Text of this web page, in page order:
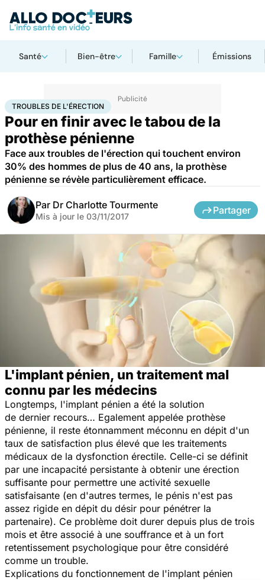
Santé Bien-être Famille Émissions
AccueilSantéTroubles de l'érection
TROUBLES DE L'ÉRECTION
Pour en finir avec le tabou de la
prothèse pénienne
Face aux troubles de l'érection qui touchent environ
30% des hommes de plus de 40 ans, la prothèse
pénienne se révèle particulièrement efficace.
Par Dr Charlotte Tourmente
Mis à jour le 03/11/2017
Partager
L'implant pénien, un traitement mal
connu par les médecins
Longtemps, l'implant pénien a été la solution
de dernier recours… Egalement appelée prothèse
pénienne, il reste étonnamment méconnu en dépit d'un
taux de satisfaction plus élevé que les traitements
médicaux de la dysfonction érectile. Celle-ci se définit
par une incapacité persistante à obtenir une érection
suffisante pour permettre une activité sexuelle
satisfaisante (en d'autres termes, le pénis n'est pas
assez rigide en dépit du désir pour pénétrer la
partenaire). Ce problème doit durer depuis plus de trois
mois et être associé à une souffrance et à un fort
retentissement psychologique pour être considéré
comme un trouble.
Explications du fonctionnement de l'implant pénien